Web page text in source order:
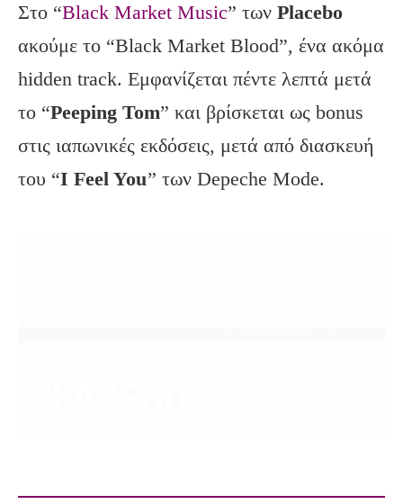
Στο “Black Market Music” των Placebo
ακούμε το “Black Market Blood”, ένα ακόμα
hidden track. Εμφανίζεται πέντε λεπτά μετά
το “Peeping Tom” και βρίσκεται ως bonus
στις ιαπωνικές εκδόσεις, μετά από διασκευή
του “I Feel You” των Depeche Mode.